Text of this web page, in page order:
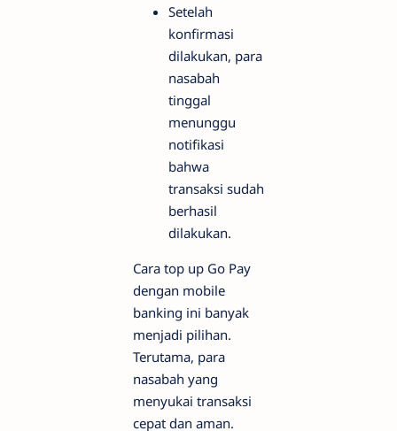
Setelah
konfirmasi
dilakukan, para
nasabah
tinggal
menunggu
notifikasi
bahwa
transaksi sudah
berhasil
dilakukan.
Cara top up Go Pay
dengan mobile
banking ini banyak
menjadi pilihan.
Terutama, para
nasabah yang
menyukai transaksi
cepat dan aman.